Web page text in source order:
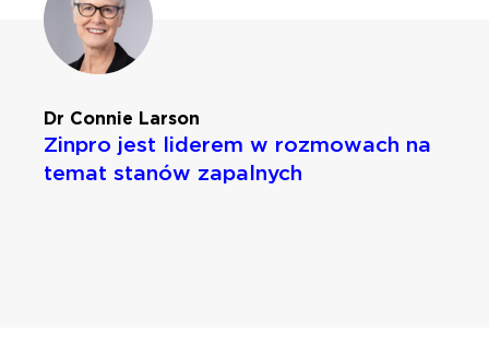
Dr Connie Larson
Zinpro jest liderem w rozmowach na
temat stanów zapalnych